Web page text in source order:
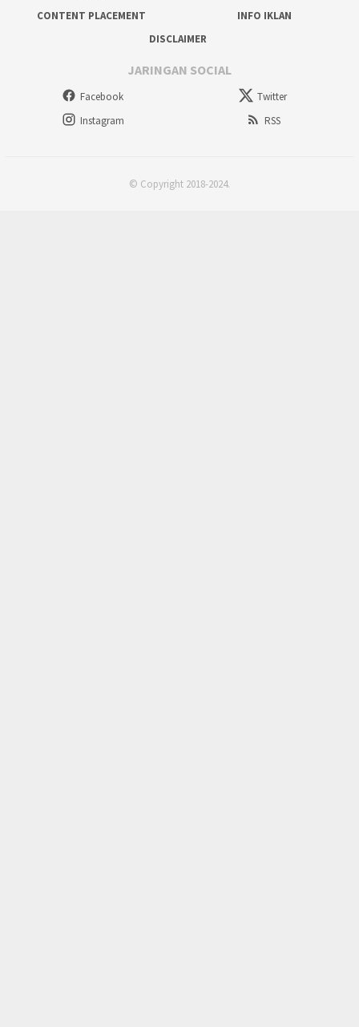
CONTENT PLACEMENT
INFO IKLAN
DISCLAIMER
JARINGAN SOCIAL
Facebook
Twitter
Instagram
RSS
© Copyright 2018-2024.